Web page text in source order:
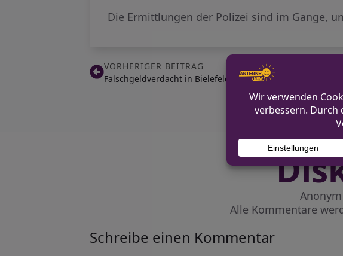
Die Ermittlungen der Polizei sind im Gange,
VORHERIGER BEITRAG
Falschgeldverdacht in Bielefeld: Polizei sucht Hinweise
Alle Kommentare
Schreibe einen Kommentar